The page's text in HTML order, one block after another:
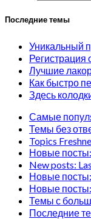
Последние темы
Уникальный
Регистрация
Лучшие
Как быстро
Здесь
Самые
Темы без
Topics
Новые
New posts:
Новые
Новые
Темы с
Последние